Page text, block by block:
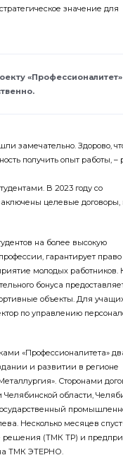
значение для
«Профессионалитет»
замечательно. Здорово,
получить опыт работы, –
В 2023 году со
целевые договоры,
на более высокую
гарантирует право
молодых работников.
бонуса
объекты. Для
по управлению
«Профессионалитета»
и развитии в регионе
Сторонами
области,
Несколько месяцев
решения (ТМК ТР) и
ТМК ЭТЕРНО.